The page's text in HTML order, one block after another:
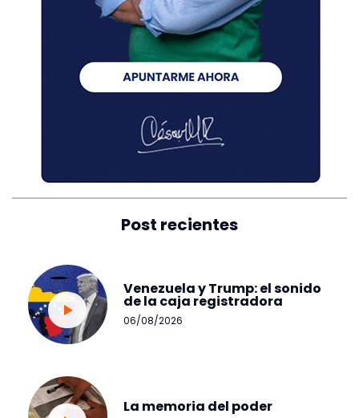
Post recientes
Venezuela y Trump: el sonido
de la caja registradora
06/08/2026
La memoria del poder